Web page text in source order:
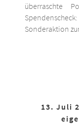
überraschte
Sonderaktion
13. Juli